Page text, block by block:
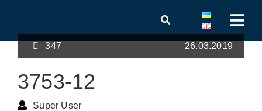
347 26.03.2019
3753-12
Super User